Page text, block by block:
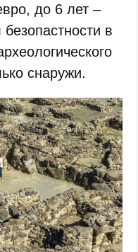
до 6 лет –
в
снаружи.